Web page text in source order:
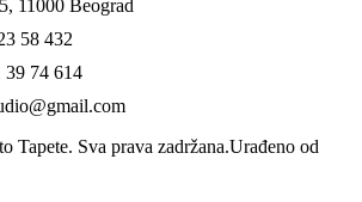
11000 Beograd
58 432
39 74 614
Tapete. Sva prava zadržana.Urađeno od